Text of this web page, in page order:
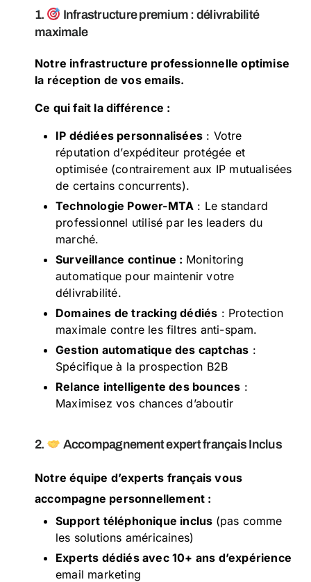
1.
Infrastructure premium : délivrabilité
maximale
Notre infrastructure professionnelle optimise
la réception de vos emails.
Ce qui fait la différence :
IP dédiées personnalisées : Votre
réputation d’expéditeur protégée et
optimisée (contrairement aux IP mutualisées
de certains concurrents).
Technologie Power-MTA : Le standard
professionnel utilisé par les leaders du
marché.
Surveillance continue : Monitoring
automatique pour maintenir votre
délivrabilité.
Domaines de tracking dédiés : Protection
maximale contre les filtres anti-spam.
Gestion automatique des captchas :
Spécifique à la prospection B2B
Relance intelligente des bounces :
Maximisez vos chances d’aboutir
2. Accompagnement expert français Inclus
Notre équipe d’experts français vous
accompagne personnellement :
Support téléphonique inclus (pas comme
les solutions américaines)
Experts dédiés avec 10+ ans d’expérience
email marketing